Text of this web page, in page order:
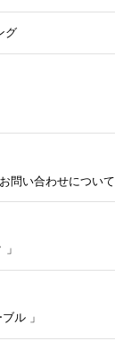
グ
問い合わせについて
ル 」